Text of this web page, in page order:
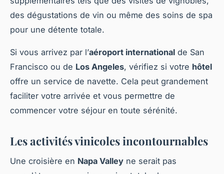
des dégustations de vin ou même des soins de spa
pour une détente totale.
Si vous arrivez par l’aéroport international de San
Francisco ou de Los Angeles, vérifiez si votre hôtel
offre un service de navette. Cela peut grandement
faciliter votre arrivée et vous permettre de
commencer votre séjour en toute sérénité.
Les activités vinicoles incontournables
Une croisière en Napa Valley ne serait pas